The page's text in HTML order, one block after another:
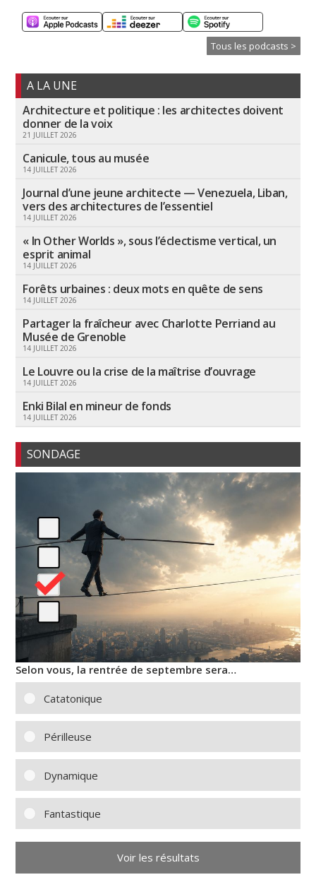
Tous les podcasts >
A LA UNE
Architecture et politique : les architectes doivent
donner de la voix
21 JUILLET 2026
Canicule, tous au musée
14 JUILLET 2026
Journal d’une jeune architecte — Venezuela, Liban,
vers des architectures de l’essentiel
14 JUILLET 2026
« In Other Worlds », sous l’éclectisme vertical, un
esprit animal
14 JUILLET 2026
Forêts urbaines : deux mots en quête de sens
14 JUILLET 2026
Partager la fraîcheur avec Charlotte Perriand au
Musée de Grenoble
14 JUILLET 2026
Le Louvre ou la crise de la maîtrise d’ouvrage
14 JUILLET 2026
Enki Bilal en mineur de fonds
14 JUILLET 2026
SONDAGE
Selon vous, la rentrée de septembre sera…
Catatonique
Périlleuse
Dynamique
Fantastique
Voir les résultats